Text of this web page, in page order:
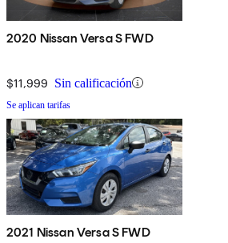
2020 Nissan Versa S FWD
$11,999 Sin calificación
Se aplican tarifas
2021 Nissan Versa S FWD